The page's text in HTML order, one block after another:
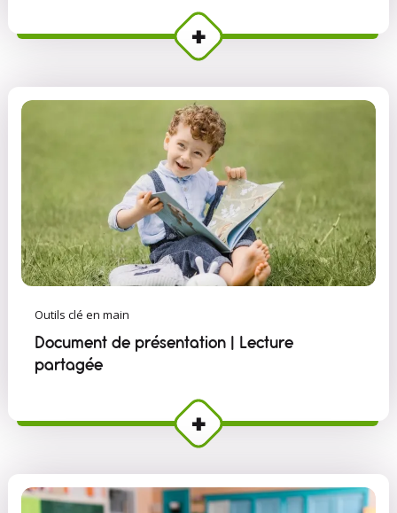
Outils clé en main
Document de présentation | Lecture
partagée